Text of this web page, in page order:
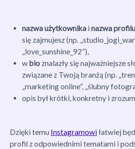
nazwa użytkownika i nazwa profilu
się zajmujesz (np.
„love_sunshine_92”),
wbio znalazły się najważniejsze
związane z Twoją branżą (np.
„marketing online”, „ślubny
opis był krótki, konkretny i
Dzięki temu Instagramowiłatwiej
profil z odpowiednimi tematami i